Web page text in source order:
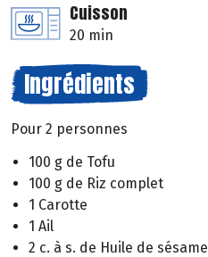
Cuisson
20 min
Ingrédients
Pour 2 personnes
100 g de Tofu
100 g de Riz complet
1 Carotte
1 Ail
2 c. à s. de Huile de sésame